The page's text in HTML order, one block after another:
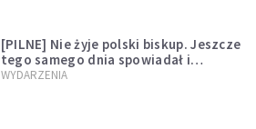
[PILNE] Nie żyje polski biskup. Jeszcze
tego samego dnia spowiadał i
sprawował Mszę świętą
WYDARZENIA